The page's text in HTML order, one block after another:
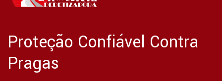
Proteção Confiável Contra
Pragas